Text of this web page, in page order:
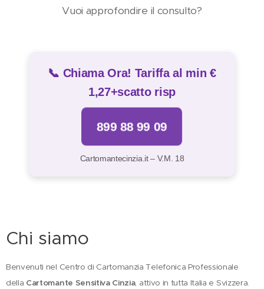
Vuoi approfondire il consulto?
📞 Chiama Ora! Tariffa al min €
1,27+scatto risp
899 88 99 09
Cartomantecinzia.it – V.M. 18
Chi siamo
Benvenuti nel Centro di Cartomanzia Telefonica Professionale
della Cartomante Sensitiva Cinzia, attivo in tutta Italia e Svizzera.